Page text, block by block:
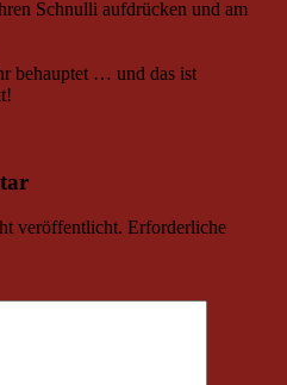
Schnulli aufdrücken und am
behauptet … und das ist
veröffentlicht. Erforderliche